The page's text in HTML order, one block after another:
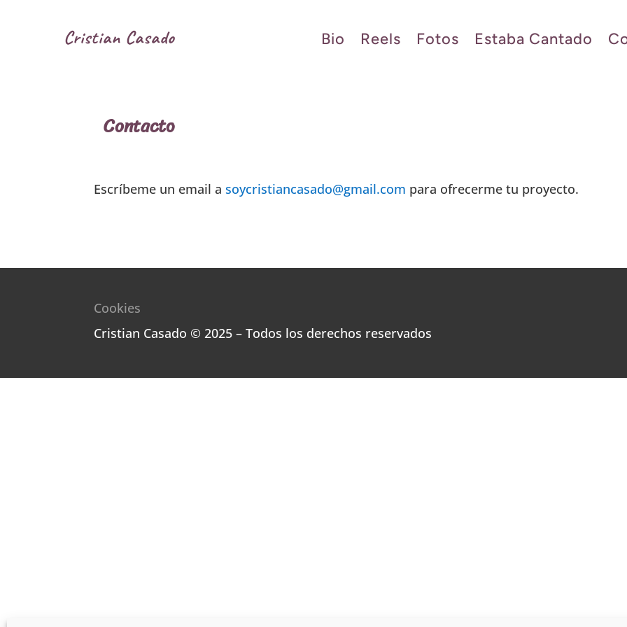
Cristian Casado Bio Reels Fotos Estaba Cantado
Contacto
Escríbeme un email asoycristiancasado@gmail.com para ofrecerme tu proyecto.
Cookies
Cristian Casado © 2025 – Todos los derechos reservados